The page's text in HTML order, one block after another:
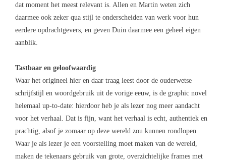
dat moment het meest relevant is. Allen en Martin weten zich
daarmee ook zeker qua stijl te onderscheiden van werk voor hun
eerdere opdrachtgevers, en geven Duin daarmee een geheel eigen
aanblik.
Tastbaar en geloofwaardig
Waar het origineel hier en daar traag leest door de ouderwetse
schrijfstijl en woordgebruik uit de vorige eeuw, is de graphic novel
helemaal up-to-date: hierdoor heb je als lezer nog meer aandacht
voor het verhaal. Dat is fijn, want het verhaal is echt, authentiek en
prachtig, alsof je zomaar op deze wereld zou kunnen rondlopen.
Waar je als lezer je een voorstelling moet maken van de wereld,
maken de tekenaars gebruik van grote, overzichtelijke frames met